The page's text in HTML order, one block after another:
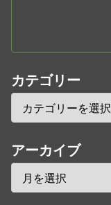
カテゴリー
アーカイブ